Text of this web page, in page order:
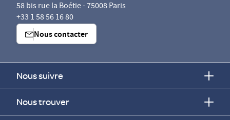
58 bis rue la Boétie - 75008 Paris
+33 1 58 56 16 80
Nous contacter
Nous suivre
Nous trouver